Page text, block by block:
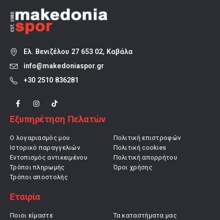
Ελ. Βενιζέλου 27 653 02, Καβάλα
info@makedoniaspor.gr
+30 2510 836281
Εξυπηρέτηση Πελατών
Ο λογαριασμός μου
Ιστορικό παραγγελιών
Εντοπισμός αντικειμένου
Τρόποι πληρωμής
Τρόποι αποστολής
Πολιτική επιστροφών
Πολιτική cookies
Πολιτική απορρήτου
Όροι χρήσης
Εταιρία
Ποιοι είμαστε Τα καταστήματα μας